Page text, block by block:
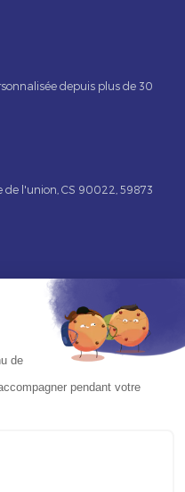
depuis plus de 30
de l'union, CS 90022, 59873